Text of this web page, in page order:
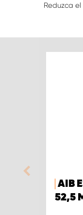
Reduzca
AIB
52,5